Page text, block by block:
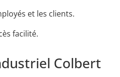
et les clients.
facilité.
Colbert